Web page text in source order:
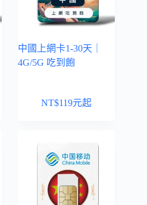
中國上網卡1-30天｜
4G/5G 吃到飽
NT$119元起